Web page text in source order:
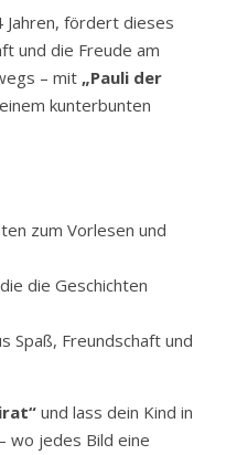
Jahren, fördert dieses
und die Freude am
– mit „Pauli der
kunterbunten
zum Vorlesen und
die Geschichten
Spaß, Freundschaft und
und lass dein Kind in
wo jedes Bild eine